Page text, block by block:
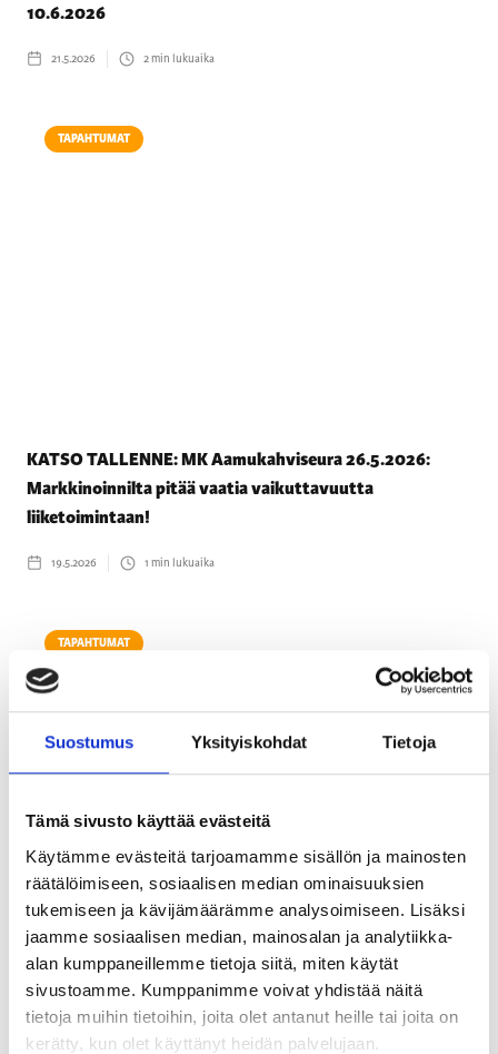
Suostumus Yksityiskohdat Tietoja
Tämä sivusto käyttää evästeitä
Käytämme evästeitä tarjoamamme sisällön ja mainosten
räätälöimiseen, sosiaalisen median ominaisuuksien
tukemiseen ja kävijämäärämme analysoimiseen. Lisäksi
jaamme sosiaalisen median, mainosalan ja analytiikka-
alan kumppaneillemme tietoja siitä, miten käytät
sivustoamme. Kumppanimme voivat yhdistää näitä
tietoja muihin tietoihin, joita olet antanut heille tai joita on
kerätty, kun olet käyttänyt heidän palvelujaan.
10.6.2026
21.5.2026 2min lukuaika
TAPAHTUMAT
KATSO TALLENNE: MK Aamukahviseura 26.5.2026:
Markkinoinnilta pitää vaatia vaikuttavuutta
liiketoimintaan!
19.5.2026 1 min lukuaika
TAPAHTUMAT
KATSO TALLENNE: MK Aamukahviseura 19.5.2026:
Työnantajabrändi jää usein kahden tuolin väliin – apua
markkinoinnin ja HR:n yhteistyöhön